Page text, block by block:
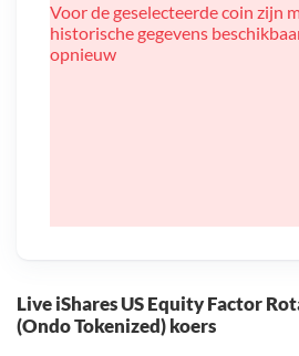
Live iShares US Equity Factor
(Ondo Tokenized) koers
Voor de geselecteerde coin zijn
historische gegevens
opnieuw